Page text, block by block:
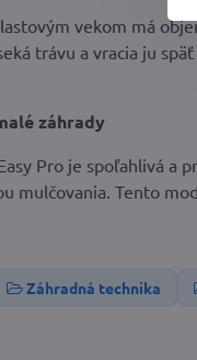
vekom má
trávu a vracia ju
záhrady
Pro je spoľahlivá
mulčovania. Tento
Záhradná technika